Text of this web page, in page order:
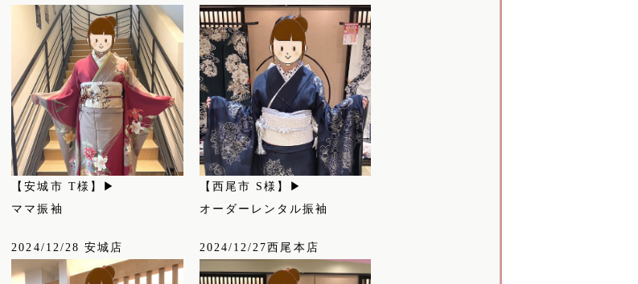
【安城市 T様】▶
ママ振袖
【西尾市 S様】▶
オーダーレンタル振袖
2024/12/28 安城店 2024/12/27西尾本店